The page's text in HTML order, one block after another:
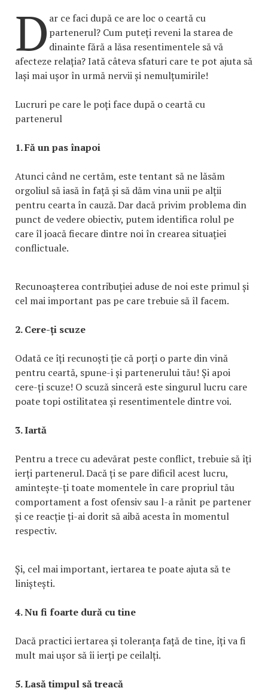
D ar ce faci după ce are loc o ceartă cu
partenerul? Cum puteți reveni la starea de
dinainte fără a lăsa resentimentele să vă
afecteze relația? Iată câteva sfaturi care te pot ajuta să
lași mai ușor în urmă nervii și nemulțumirile!
Lucruri pe care le poți face după o ceartă cu
partenerul
1. Fă un pas înapoi
Atunci când ne certăm, este tentant să ne lăsăm
orgoliul să iasă în față și să dăm vina unii pe alții
pentru cearta în cauză. Dar dacă privim problema din
punct de vedere obiectiv, putem identifica rolul pe
care îl joacă fiecare dintre noi în crearea situației
conflictuale.
Recunoașterea contribuției aduse de noi este primul și
cel mai important pas pe care trebuie să îl facem.
2. Cere-ți scuze
Odată ce îți recunoști ție că porți o parte din vină
pentru ceartă, spune-i și partenerului tău! Și apoi
cere-ți scuze! O scuză sinceră este singurul lucru care
poate topi ostilitatea și resentimentele dintre voi.
3. Iartă
Pentru a trece cu adevărat peste conflict, trebuie să îți
ierți partenerul. Dacă ți se pare dificil acest lucru,
amintește-ți toate momentele în care propriul tău
comportament a fost ofensiv sau l-a rănit pe partener
și ce reacție ți-ai dorit să aibă acesta în momentul
respectiv.
Și, cel mai important, iertarea te poate ajuta să te
liniștești.
4. Nu fi foarte dură cu tine
Dacă practici iertarea și toleranța față de tine, îți va fi
mult mai ușor să îi ierți pe ceilalți.
5. Lasă timpul să treacă